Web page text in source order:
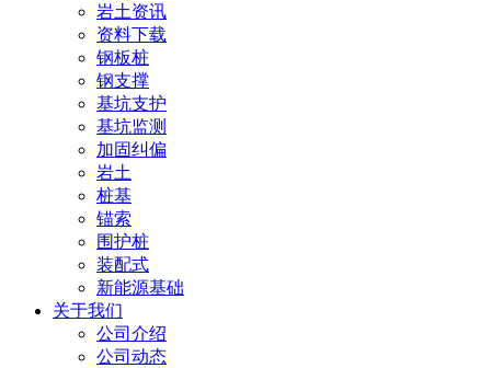
岩土资讯
资料下载
钢板桩
钢支撑
基坑支护
基坑监测
加固纠偏
岩土
桩基
锚索
围护桩
装配式
新能源基础
关于我们
公司介绍
公司动态